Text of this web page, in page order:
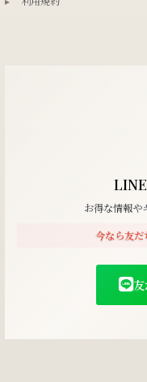
お得な情報や
今なら友